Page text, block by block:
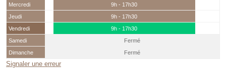
Mercredi
9h - 17h30
Jeudi
9h - 17h30
Vendredi
9h - 17h30
Samedi
Fermé
Dimanche
Fermé
Signaler une erreur